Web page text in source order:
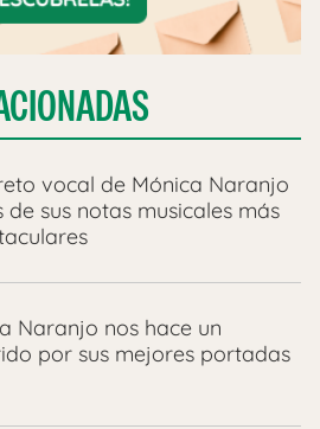
vocal de Mónica Naranjo
de sus notas musicales más
Naranjo nos hace un
por sus mejores portadas